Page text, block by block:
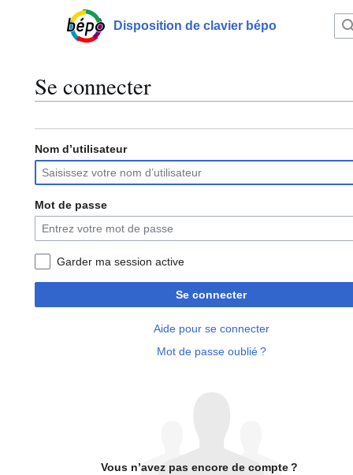
Menu principalDisposition de clavier bépo
Se connecter
Nom d’utilisateur
Mot de passe
Garder ma session active
Se connecter
Aide pour se connecter
Mot de passe oublié ?
Vous n’avez pas encore de compte ?